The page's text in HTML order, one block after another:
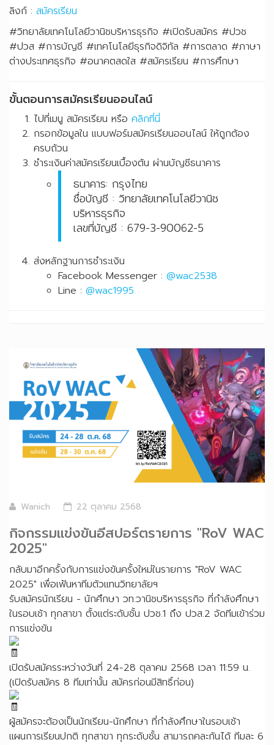
ลิงก์ : สมัครเรียน
#วิทยาลัยเทคโนโลยีวานิชบริหารธุรกิจ #เปิดรับสมัคร #ปวช
#ปวส #การบัญชี #เทคโนโลยีธุรกิจดิจิทัล #การตลาด #ภาษา
ต่างประเทศธุรกิจ #อนาคตสดใส #สมัครเรียน #การศึกษา
ขั้นตอนการสมัครเรียนออนไลน์
ไปที่เมนู สมัครเรียน หรือ คลิกที่นี่
กรอกข้อมูลใน แบบฟอร์มสมัครเรียนออนไลน์ ให้ถูกต้อง
ครบถ้วน
ชำระเงินค่าสมัครเรียนเบื้องต้น ผ่านบัญชีธนาคาร
ธนาคาร: กรุงไทย
ชื่อบัญชี : วิทยาลัยเทคโนโลยีวานิช
บริหารธุรกิจ
เลขที่บัญชี : 679-3-90062-5
ส่งหลักฐานการชำระเงิน
Facebook Messenger : @wac2538
Line : @wac1995
Wanich 22 ตุลาคม 2568
กิจกรรมแข่งขันอีสปอร์ตรายการ "RoV WAC
2025"
กลับมาอีกครั้งกับการแข่งขันครั้งใหม่ในรายการ "RoV WAC
2025" เพื่อเฟ้นหาทีมตัวแทนวิทยาลัยฯ
รับสมัครนักเรียน - นักศึกษา วท.วานิชบริหารธุรกิจ ที่กำลังศึกษา
ในรอบเช้า ทุกสาขา ตั้งแต่ระดับชั้น ปวช.1 ถึง ปวส.2 จัดทีมเข้าร่วม
การแข่งขัน
เปิดรับสมัครระหว่างวันที่ 24-28 ตุลาคม 2568 เวลา 11:59 น.
(เปิดรับสมัคร 8 ทีมเท่านั้น สมัครก่อนมีสิทธิ์ก่อน)
ผู้สมัครจะต้องเป็นนักเรียน-นักศึกษา ที่กำลังศึกษาในรอบเช้า
แผนการเรียนปกติ ทุกสาขา ทุกระดับชั้น สามารถคละกันได้ ทีมละ 6